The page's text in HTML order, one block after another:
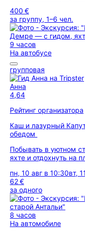
400 €
за группу, 1–6 чел.
9 часов
На автобусе
групповая
Анна
4,64
Рейтинг организатора
Каш и лазурный
обедом
Побывать в уютном
яхте и отдохнуть на
пн, 10 авг в 10:30вт,
62 €
за одного
8 часов
На автомобиле